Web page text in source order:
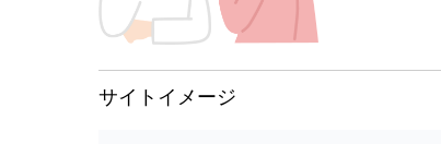
サイトイメージ